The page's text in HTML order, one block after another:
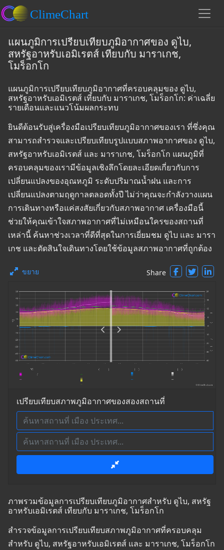
แผนภูมิการเปรียบเทียบภูมิอากาศของ ดูไบ,
สหรัฐอาหรับเอมิเรตส์ เทียบกับ มาราเกช,
โมร็อกโก
แผนภูมิการเปรียบเทียบภูมิอากาศที่ครอบคลุมของ ดูไบ,
สหรัฐอาหรับเอมิเรตส์ เทียบกับ มาราเกช, โมร็อกโก: ค่าเฉลี่ย
รายเดือนและแนวโน้มผลกระทบ
ยินดีต้อนรับสู่เครื่องมือเปรียบเทียบภูมิอากาศของเรา ที่ซึ่งคุณ
สามารถสำรวจและเปรียบเทียบรูปแบบสภาพอากาศของ ดูไบ,
สหรัฐอาหรับเอมิเรตส์ และ มาราเกช, โมร็อกโก แผนภูมิที่
ครอบคลุมของเรามีข้อมูลเชิงลึกโดยละเอียดเกี่ยวกับการ
เปลี่ยนแปลงของอุณหภูมิ ระดับปริมาณน้ำฝน และการ
เปลี่ยนแปลงตามฤดูกาลตลอดทั้งปี ไม่ว่าคุณจะกำลังวางแผน
การเดินทางหรือแค่สงสัยเกี่ยวกับสภาพอากาศ เครื่องมือนี้
ช่วยให้คุณเข้าใจสภาพอากาศที่ไม่เหมือนใครของสถานที่
เหล่านี้ ค้นหาช่วงเวลาที่ดีที่สุดในการเยี่ยมชม ดูไบ และ มารา
เกช และตัดสินใจเดินทางโดยใช้ข้อมูลสภาพอากาศที่ถูกต้อง
ขยาย Share
เปรียบเทียบสภาพภูมิอากาศของสองสถานที่
ภาพรวมข้อมูลการเปรียบเทียบภูมิอากาศสำหรับ ดูไบ, สหรัฐ
อาหรับเอมิเรตส์ เทียบกับ มาราเกช, โมร็อกโก
สำรวจข้อมูลการเปรียบเทียบสภาพภูมิอากาศที่ครอบคลุม
สำหรับ ดูไบ, สหรัฐอาหรับเอมิเรตส์ และ มาราเกช, โมร็อกโก